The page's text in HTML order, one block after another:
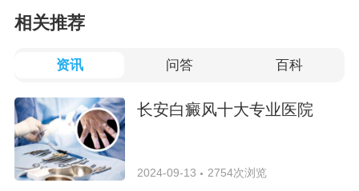
相关推荐
资讯 问答 百科
长安白癜风十大专业医院
2024-09-13 2754次浏览